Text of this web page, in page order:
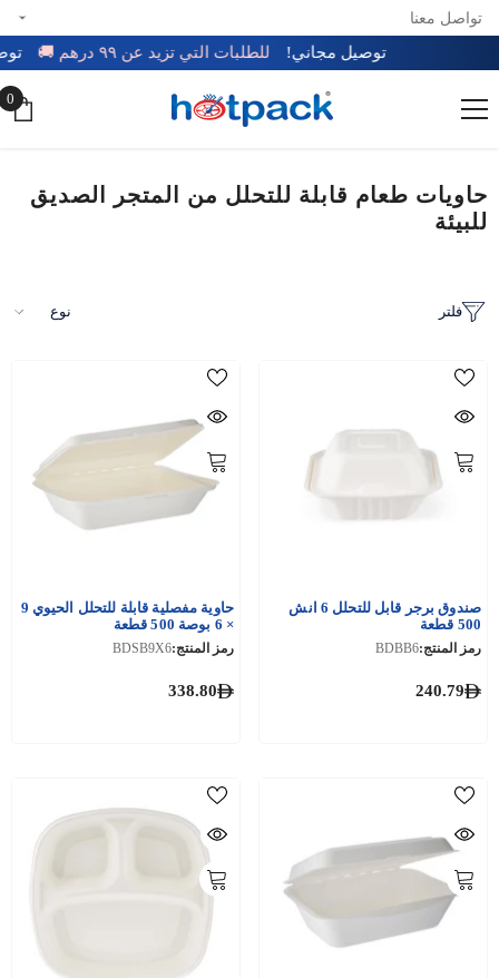
تخطي إلى المحتوى
تواصل معنا
توصيل مجاني! للطلبات التي تزيد عن ٩٩ درهم 🚚
0
0
حاويات طعام قابلة للتحلل من المتجر الصديق
للبيئة
فلتر نوع
صندوق برجر قابل للتحلل 6 انش
500 قطعة
رمز المنتج:BDBB6
240.79
حاوية مفصلية قابلة للتحلل الحيوي 9
× 6 بوصة 500 قطعة
رمز المنتج:BDSB9X6
338.80